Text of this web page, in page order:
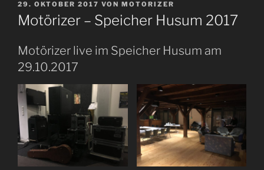
VERÖFFENTLICHT
AM
29. OKTOBER 2017 VON MOTORIZER
Motörizer – Speicher Husum 2017
Motörizer live im Speicher Husum am
29.10.2017